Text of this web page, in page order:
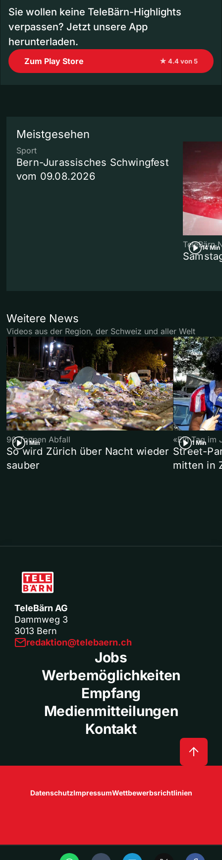
Sie wollen keine TeleBärn-Highlights
verpassen? Jetzt unsere App
herunterladen.
Zum Play Store ★ 4.4 von 5
Meistgesehen
Sport
Bern-Jurassisches Schwingfest
vom 09.08.2026
14 Min
TeleBärn
Weitere News
Videos aus der Region, der Schweiz und aller Welt
1 Min
90 Tonnen Abfall
So wird Zürich über Nacht wieder
sauber
1 Min
«Ein Tag im
Street-
mitten in
TeleBärn AG
Dammweg 3
3013 Bern
redaktion@telebaern.ch
Jobs
Werbemöglichkeiten
Empfang
Medienmitteilungen
Kontakt
DatenschutzImpressumWettbewerbsrichtlinien